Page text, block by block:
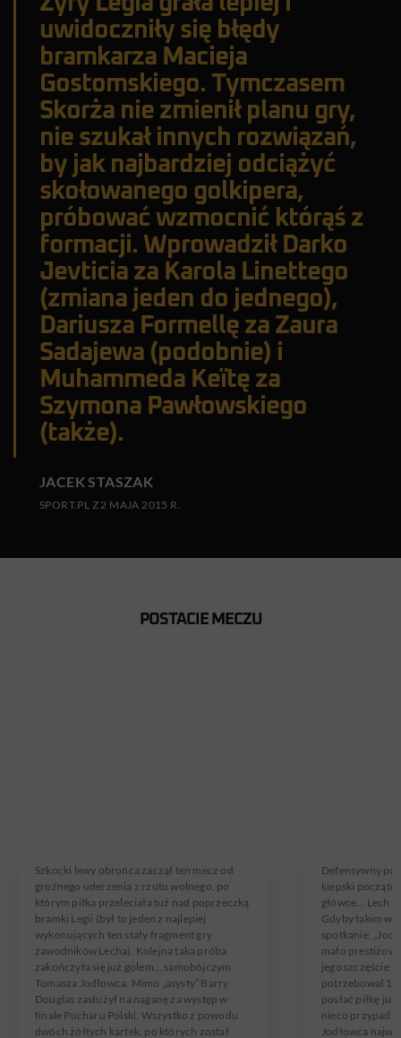
uwidoczniły się błędy
bramkarza Macieja
Gostomskiego. Tymczasem
Skorża nie zmienił planu gry,
nie szukał innych rozwiązań,
by jak najbardziej odciążyć
skołowanego golkipera,
próbować wzmocnić którąś z
formacji. Wprowadził Darko
Jevticia za Karola Linettego
(zmiana jeden do jednego),
Dariusza Formellę za Zaura
Sadajewa (podobnie) i
Muhammeda Keïtę za
Szymona Pawłowskiego
(także).
JACEK STASZAK
SPORT.PL Z 2 MAJA 2015 R.
POSTACIE MECZU
Szkocki lewy obrońca zaczął ten mecz od
groźnego uderzenia z rzutu wolnego, po
którym piłka przeleciała tuż nad poprzeczką
bramki Legii (był to jeden z najlepiej
wykonujących ten stały fragment gry
zawodników Lecha). Kolejna taka próba
zakończyła się już golem… samobójczym
Tomasza Jodłowca. Mimo „asysty” Barry
Douglas zasłużył na naganę za występ w
finale Pucharu Polski. Wszystko z powodu
dwóch żółtych kartek, po których został
Defensywny
kiepski
główce… Lech
Gdyby takim
spotkanie,
mało
jego szczęście
potrzebował
posłać piłkę
nieco
Jodłowca